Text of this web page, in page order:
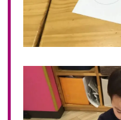
2020年 09月(20)
2020年 08月(20)
2020年 07月(21)
2020年 05月(18)
2020年 04月(21)
2020年 03月(19)